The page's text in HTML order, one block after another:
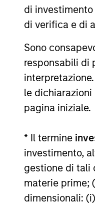
di
di verifica e di
Sono
responsabili di
le dichiarazioni
pagina iniziale.
* Il termine
investimento,
gestione di tali
materie prime;
dimensionali:
Tutti i dati di
rimborso delle
Il valore degli
recuperare l'importo
I dati di
inizio anno non sono
obiettivi
Il ricorso alla leva
Alcuni documenti
in tutte le
Più alta è la
rimanda al